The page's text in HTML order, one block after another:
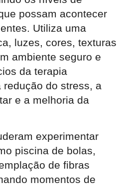
possam acontecer
Utiliza uma
luzes, cores, texturas
ambiente seguro e
da terapia
redução do stress, a
e a melhoria da
experimentar
piscina de bolas,
de fibras
momentos de